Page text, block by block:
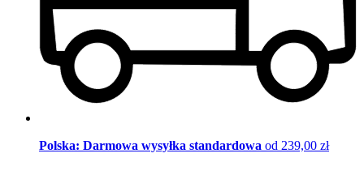
Polska: Darmowa wysyłka standardowa od 239,00 zł